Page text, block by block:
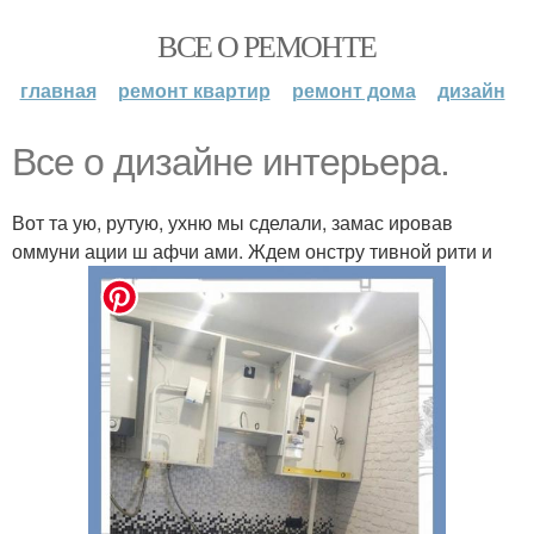
ВСЕ О РЕМОНТЕ
главная ремонт квартир ремонт дома дизайн
Все о дизайне интерьера.
Вот та ую, рутую, ухню мы сделали, замас ировав
оммуни ации ш афчи ами. Ждем онстру тивной рити и